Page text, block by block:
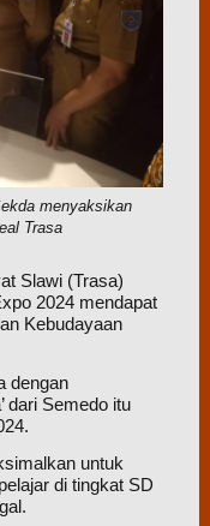
menyaksikan
Trasa
Slawi (Trasa)
2024 mendapat
Kebudayaan
dengan
dari Semedo itu
untuk
di tingkat SD